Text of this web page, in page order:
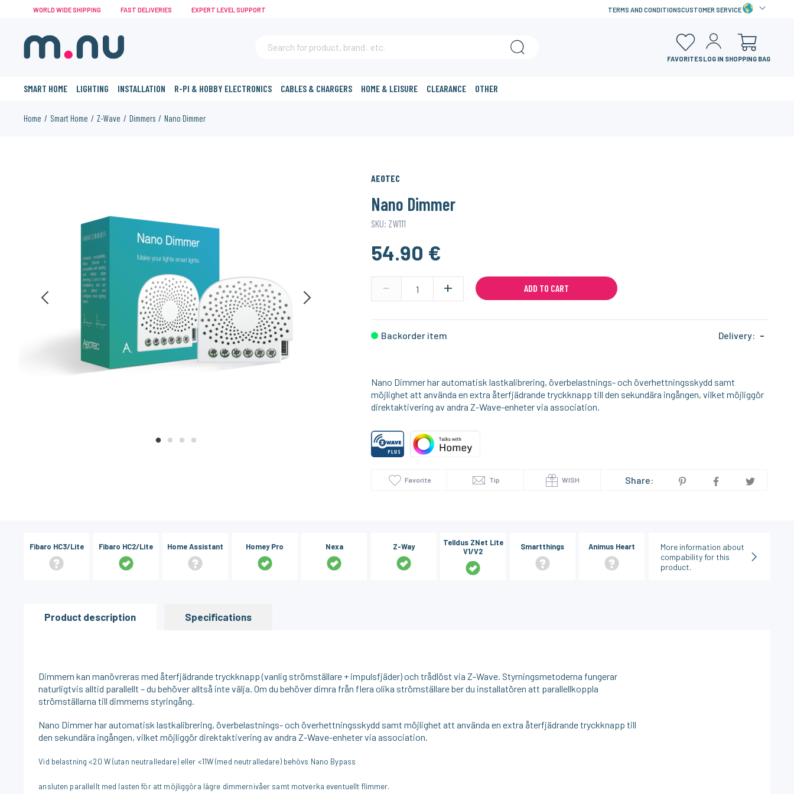
WORLD WIDE SHIPPING FAST DELIVERIES EXPERT LEVEL SUPPORT TERMS AND CONDITIONSCUSTOMER SERVICE
FAVORITESLOG IN SHOPPING BAG
SMART HOME LIGHTING INSTALLATION R-PI & HOBBY ELECTRONICS CABLES & CHARGERS HOME & LEISURE CLEARANCE OTHER
Home Smart Home Z-Wave Dimmers Nano Dimmer
AEOTEC
Nano Dimmer
SKU: ZW111
54.90 €
- + ADD TO CART
Backorder item Delivery: -
Nano Dimmer har automatisk lastkalibrering, överbelastnings- och överhettningsskydd samt
möjlighet att använda en extra återfjädrande tryckknapp till den sekundära ingången, vilket möjliggör
direktaktivering av andra Z-Wave-enheter via association.
Favorite Tip WISH Share:
Fibaro HC3/Lite Fibaro HC2/Lite Home Assistant Homey Pro Nexa Z-Way
Telldus ZNet Lite
V1/V2
Smartthings Animus Heart
More information about
compability for this
product.
Product description Specifications
Dimmern kan manövreras med återfjädrande tryckknapp (vanlig strömställare + impulsfjäder) och trådlöst via Z-Wave. Styrningsmetoderna fungerar
naturligtvis alltid parallellt – du behöver alltså inte välja. Om du behöver dimra från flera olika strömställare ber du installatören att parallellkoppla
strömställarna till dimmerns styringång.
Nano Dimmer har automatisk lastkalibrering, överbelastnings- och överhettningsskydd samt möjlighet att använda en extra återfjädrande tryckknapp till
den sekundära ingången, vilket möjliggör direktaktivering av andra Z-Wave-enheter via association.
Vid belastning <20 W (utan neutralledare) eller <11W (med neutralledare) behövs Nano Bypass
ansluten parallellt med lasten för att möjliggöra lägre dimmernivåer samt motverka eventuellt flimmer.